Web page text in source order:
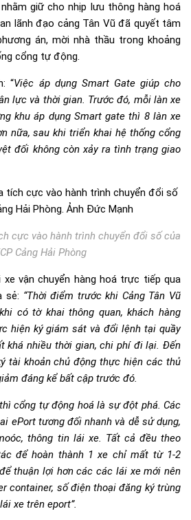
giữ cho nhịp lưu thông hàng hoá
lãnh đạo cảng Tân Vũ đã quyết tâm
án, mời nhà thầu trong khoảng
cổng tự động.
“Việc áp dụng Smart Gate giúp cho
lực và thời gian. Trước đó, mỗi làn xe
khu áp dụng Smart gate thì 8 làn xe
nữa, sau khi triển khai hệ thống cổng
đối không còn xảy ra tình trạng giao
cực vào hành trình chuyển đổi số của
Cảng Hải Phòng
vận chuyển hàng hoá trực tiếp qua
sẻ: “Thời điểm trước khi Cảng Tân Vũ
có tờ khai thông quan, khách hàng
hiện ký giám sát và đổi lệnh tại quầy
khá nhiều thời gian, chi phí đi lại. Đến
tài khoản chủ động thực hiện các thủ
đáng kể bất cập trước đó.
cổng tự động hoá là sự đột phá. Các
ePort tương đối nhanh và dễ sử dụng,
thông tin lái xe. Tất cả đều theo
để hoàn thành 1 xe chỉ mất từ 1-2
thuận lợi hơn các các lái xe mới nên
container, số điện thoại đăng ký trùng
xe trên eport”.